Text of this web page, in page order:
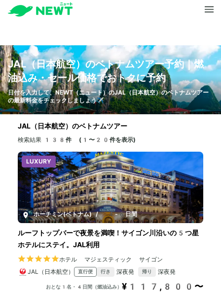
JAL（日本航空）のベトナムツアー予約｜燃
油込み・セール価格でおトクに予約
日付を入力して、NEWT（ニュート）のJAL（日本航空）のベトナムツアー
の最新料金をチェックしましょう✈️
JAL（日本航空）のベトナムツアー
検索結果 138件 (1〜20件を表示)
LUXURY
ホーチミン(ベトナム) / 4-6日間
ルーフトップバーで夜景を満喫！サイゴン川沿いの5つ星
ホテルにステイ。JAL利用
ホテル マジェスティック サイゴン
JAL（日本航空）
直行便 行き 深夜発 帰り 深夜発
おとな1名・4日間（燃油込み） ¥117,800〜